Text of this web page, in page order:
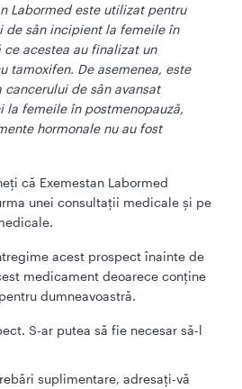
Labormed este utilizat pentru
de sân incipient la femeile în
acestea au finalizat un
tamoxifen. De asemenea, este
de sân avansat
la femeile în postmenopauză,
hormonale nu au fost
că Exemestan Labormed
unei consultații medicale și pe
acest prospect înainte de
medicament deoarece conține
dumneavoastră.
S-ar putea să fie necesar să-l
suplimentare, adresați-vă